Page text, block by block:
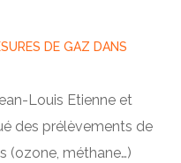
DE GAZ DANS
Louis Etienne et
des prélèvements de
(ozone, méthane…)